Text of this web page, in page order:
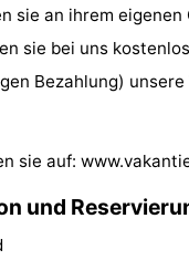
sie an ihrem eigenen
sie bei uns
Bezahlung) unsere
sie auf:
und